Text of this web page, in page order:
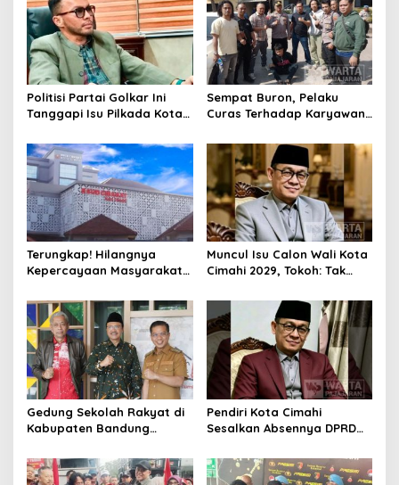
Politisi Partai Golkar Ini
Tanggapi Isu Pilkada Kota
Sempat Buron, Pelaku
Curas Terhadap Karyawan
Ditangkap Polisi
Terungkap! Hilangnya
Kepercayaan Masyarakat
Rebranding RSUD Cibabat
Muncul Isu Calon Wali Kota
Cimahi 2029, Tokoh: Tak
Legitimasi Parpol
Gedung Sekolah Rakyat di
Kabupaten Bandung
Siap Tampung Dua Ribu
Siswa
Pendiri Kota Cimahi
Sesalkan Absennya DPRD
Rebranding RSUD Cibabat